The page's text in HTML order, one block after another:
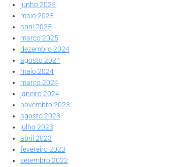
junho 2025
maio 2025
abril 2025
março 2025
dezembro 2024
agosto 2024
maio 2024
março 2024
janeiro 2024
novembro 2023
agosto 2023
julho 2023
abril 2023
fevereiro 2023
setembro 2022